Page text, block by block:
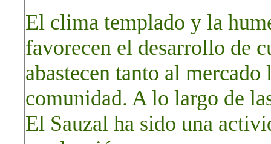
El clima templado y la
favorecen el desarrollo de
abastecen tanto al
comunidad. A lo largo de
El Sauzal ha sido una